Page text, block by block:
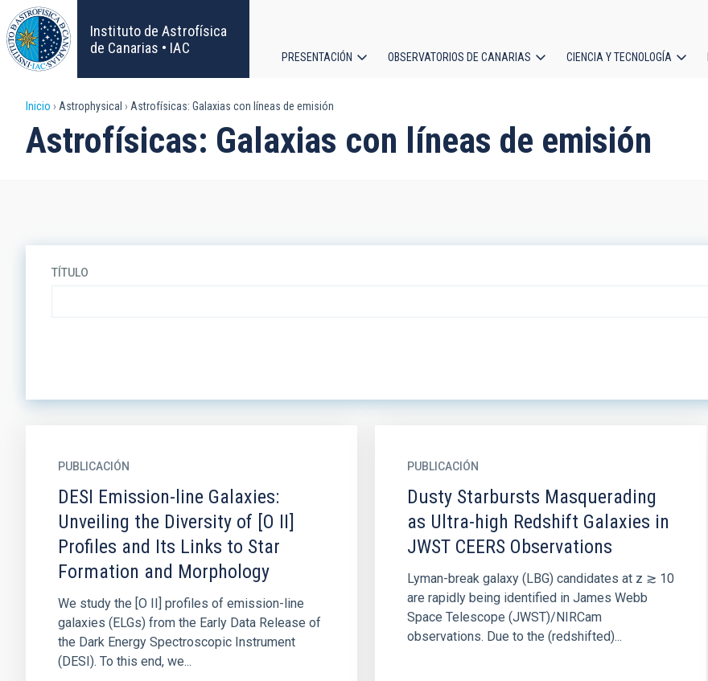
Pasar
al
contenido
principal
Instituto de Astrofísica
de Canarias • IAC
principal
PRESENTACIÓN OBSERVATORIOS DE CANARIAS CIENCIA Y TECNOLOGÍA
Sobrescribir
enlaces
Inicio Astrophysical Astrofísicas: Galaxias con líneas de emisión
Astrofísicas: Galaxias con líneas de emisión
TÍTULO
PUBLICACIÓN
DESI Emission-line Galaxies:
Unveiling the Diversity of [O II]
Profiles and Its Links to Star
Formation and Morphology
We study the [O II] profiles of emission-line
galaxies (ELGs) from the Early Data Release of
the Dark Energy Spectroscopic Instrument
(DESI). To this end, we...
PUBLICACIÓN
Dusty Starbursts Masquerading
as Ultra-high Redshift Galaxies in
JWST CEERS Observations
Lyman-break galaxy (LBG) candidates at z ≳ 10
are rapidly being identified in James Webb
Space Telescope (JWST)/NIRCam
observations. Due to the (redshifted)...